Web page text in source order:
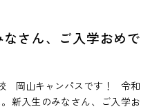
なさん、ご入学おめで
岡山キャンパスです！ 令和
新入生のみなさん、ご入学お